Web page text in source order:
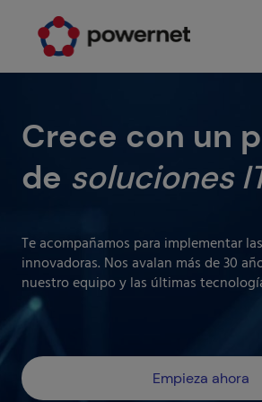
Crece con un
de soluciones
Te acompañamos para implementar
innovadoras. Nos avalan más de 30
nuestro equipo y las últimas
Empieza ahora
Servicios
Mantenimiento
Infraestructura CPD
Ir a data center
Educativo
Seguros